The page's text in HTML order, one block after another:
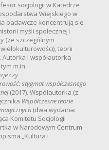
socjologii w Katedrze
Wiejskiego w
badawcze koncentrują się
myśli społecznej i
(ze szczególnym
teorii
i współautorka
m.in.
czy
stygmat współczesnego
(2017). Współautorka (z
Współczesne teorie
(dwa wydania:
Komitetu Socjologii
w Narodowym Centrum
„Kultura i